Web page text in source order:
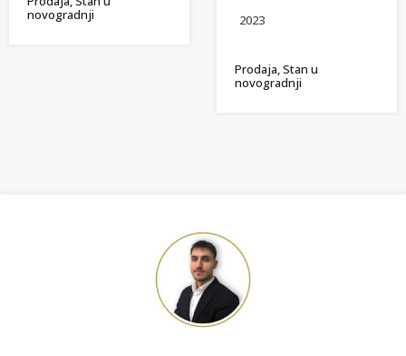
novogradnji
2023
Prodaja, Stan u
novogradnji